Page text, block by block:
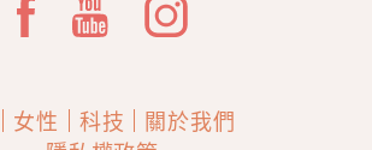
女性 科技
關於我們